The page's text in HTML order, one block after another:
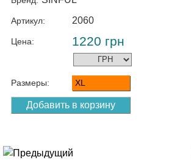
Артикул: 2060
Цена: 1220 грн
Размеры: XL